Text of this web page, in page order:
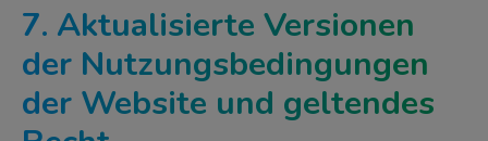
7. Aktualisierte Versionen
der Nutzungsbedingungen
der Website und geltendes